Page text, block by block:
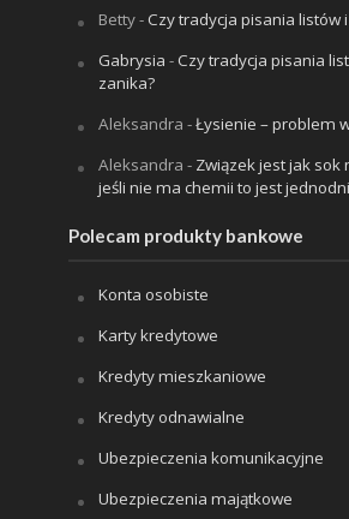
Betty-Czy tradycja pisania listów
Gabrysia -Czy tradycja pisania
zanika?
Aleksandra -Łysienie – problem
Aleksandra - Związek jest jak sok
jeśli nie ma chemii to jest
Polecam produkty bankowe
Konta osobiste
Karty kredytowe
Kredyty mieszkaniowe
Kredyty odnawialne
Ubezpieczenia komunikacyjne
Ubezpieczenia majątkowe